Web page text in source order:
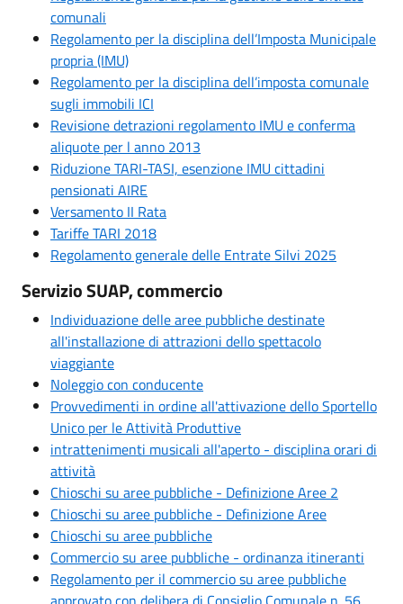
comunali
Regolamento per la disciplina dell’Imposta Municipale
propria (IMU)
Regolamento per la disciplina dell’imposta comunale
sugli immobili ICI
Revisione detrazioni regolamento IMU e conferma
aliquote per l anno 2013
Riduzione TARI-TASI, esenzione IMU cittadini
pensionati AIRE
Versamento II Rata
Tariffe TARI 2018
Regolamento generale delle Entrate Silvi 2025
Servizio SUAP, commercio
Individuazione delle aree pubbliche destinate
all'installazione di attrazioni dello spettacolo
viaggiante
Noleggio con conducente
Provvedimenti in ordine all'attivazione dello Sportello
Unico per le Attività Produttive
intrattenimenti musicali all'aperto - disciplina orari di
attività
Chioschi su aree pubbliche - Definizione Aree 2
Chioschi su aree pubbliche - Definizione Aree
Chioschi su aree pubbliche
Commercio su aree pubbliche - ordinanza itineranti
Regolamento per il commercio su aree pubbliche